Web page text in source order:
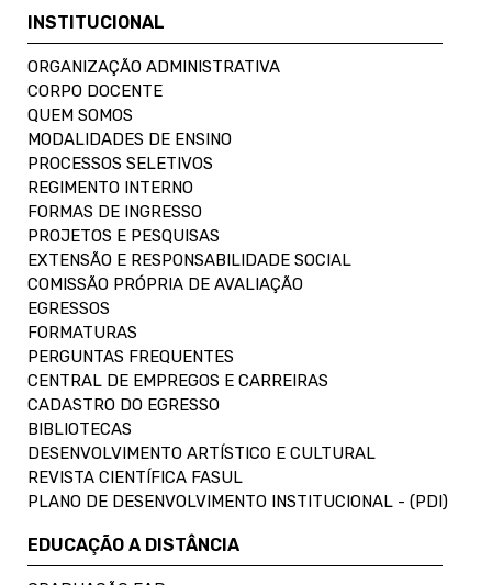
INSTITUCIONAL
ORGANIZAÇÃO ADMINISTRATIVA
CORPO DOCENTE
QUEM SOMOS
MODALIDADES DE ENSINO
PROCESSOS SELETIVOS
REGIMENTO INTERNO
FORMAS DE INGRESSO
PROJETOS E PESQUISAS
EXTENSÃO E RESPONSABILIDADE SOCIAL
COMISSÃO PRÓPRIA DE AVALIAÇÃO
EGRESSOS
FORMATURAS
PERGUNTAS FREQUENTES
CENTRAL DE EMPREGOS E CARREIRAS
CADASTRO DO EGRESSO
BIBLIOTECAS
DESENVOLVIMENTO ARTÍSTICO E CULTURAL
REVISTA CIENTÍFICA FASUL
PLANO DE DESENVOLVIMENTO INSTITUCIONAL - (PDI)
EDUCAÇÃO A DISTÂNCIA